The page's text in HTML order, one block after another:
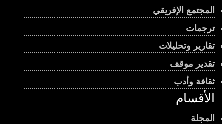
المجتمع الإفريقي
ترجمات
تقارير وتحليلات
تقدير موقف
ثقافة وأدب
الأقسام
المجلة